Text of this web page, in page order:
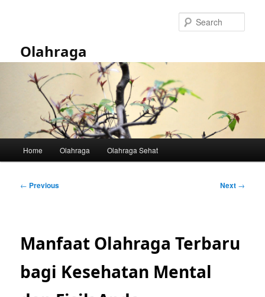
Olahraga
Home Olahraga Olahraga Sehat
Post
← Previous Next →
Manfaat Olahraga Terbaru
bagi Kesehatan Mental